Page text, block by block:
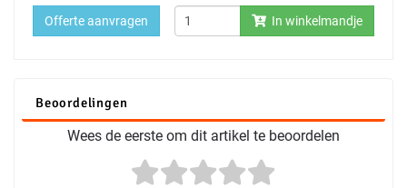
In winkelmandje
Offerte aanvragen
Beoordelingen
Wees de eerste om dit artikel te beoordelen